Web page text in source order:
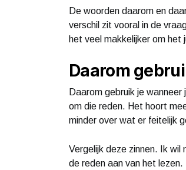
De woorden daarom en
verschil zit vooral in de
het veel makkelijker om
Daarom
Daarom gebruik je
om die reden. Het hoort
minder over wat er feitelijk
Vergelijk deze zinnen. Ik
de reden aan van het